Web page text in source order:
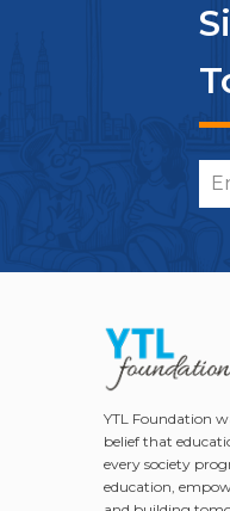
YTL Foundation
belief that
every society
education,